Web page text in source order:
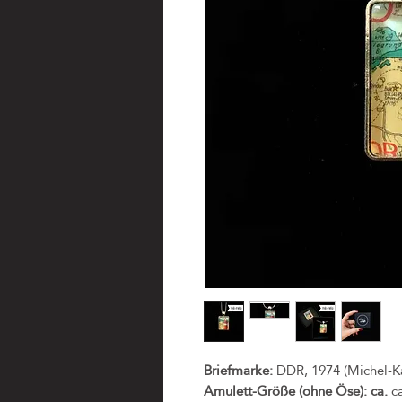
Briefmarke:DDR, 1974 (Michel-
Amulett-Größe (ohne Öse): ca.